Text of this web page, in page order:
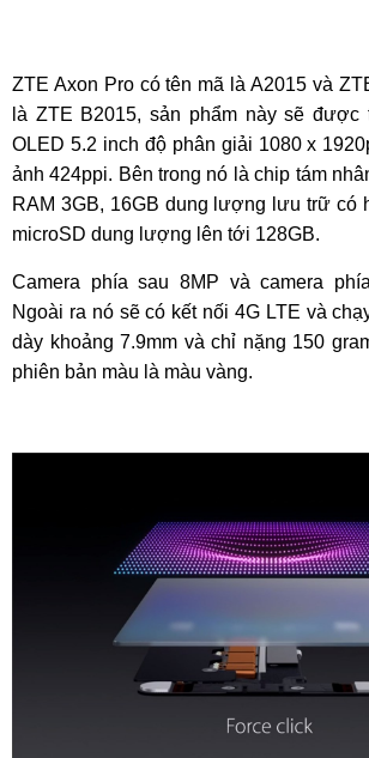
ZTE Axon Pro có tên mã là A2015 và
là ZTE B2015, sản phẩm này sẽ được
OLED 5.2 inch độ phân giải 1080 x
ảnh 424ppi. Bên trong nó là chip tám
RAM 3GB, 16GB dung lượng lưu trữ có
microSD dung lượng lên tới 128GB.
Camera phía sau 8MP và camera
Ngoài ra nó sẽ có kết nối 4G LTE và
dày khoảng 7.9mm và chỉ nặng 150
phiên bản màu là màu vàng.